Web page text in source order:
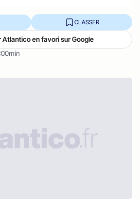
CLASSER
Atlantico en favori sur Google